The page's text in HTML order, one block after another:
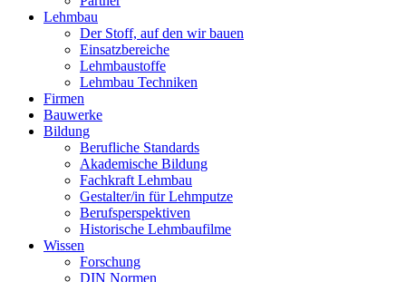
Lehmbau
Der Stoff, auf den wir bauen
Einsatzbereiche
Lehmbaustoffe
Lehmbau Techniken
Firmen
Bauwerke
Bildung
Berufliche Standards
Akademische Bildung
Fachkraft Lehmbau
Gestalter/in für Lehmputze
Berufsperspektiven
Historische Lehmbaufilme
Wissen
Forschung
DIN Normen